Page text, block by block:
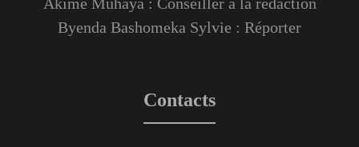
Byenda Bashomeka Sylvie : Réporter
Contacts